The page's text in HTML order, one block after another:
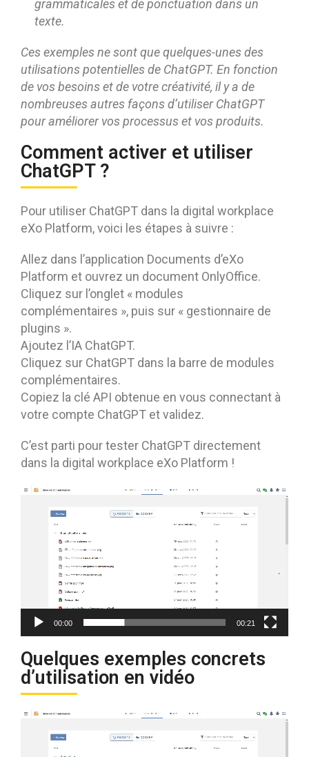
grammaticales et de ponctuation dans un
texte.
Ces exemples ne sont que quelques-unes des
utilisations potentielles de ChatGPT. En fonction
de vos besoins et de votre créativité, il y a de
nombreuses autres façons d’utiliser ChatGPT
pour améliorer vos processus et vos produits.
Comment activer et utiliser
ChatGPT ?
Pour utiliser ChatGPT dans la digital workplace
eXo Platform, voici les étapes à suivre :
Allez dans l’application Documents d’eXo
Platform et ouvrez un document OnlyOffice.
Cliquez sur l’onglet « modules
complémentaires », puis sur « gestionnaire de
plugins ».
Ajoutez l’IA ChatGPT.
Cliquez sur ChatGPT dans la barre de modules
complémentaires.
Copiez la clé API obtenue en vous connectant à
votre compte ChatGPT et validez.
C’est parti pour tester ChatGPT directement
dans la digital workplace eXo Platform !
Lecteur
00:00 00:21
Quelques exemples concrets
d’utilisation en vidéo
Lecteur